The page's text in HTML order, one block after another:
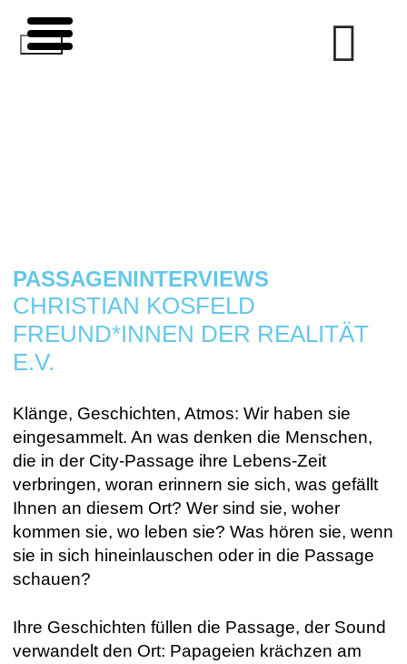
Inhalt
springen
PASSAGENINTERVIEWS
CHRISTIAN KOSFELD
FREUND*INNEN DER REALITÄT
E.V.
Klänge, Geschichten, Atmos: Wir haben sie
eingesammelt. An was denken die Menschen,
die in der City-Passage ihre Lebens-Zeit
verbringen, woran erinnern sie sich, was gefällt
Ihnen an diesem Ort? Wer sind sie, woher
kommen sie, wo leben sie? Was hören sie, wenn
sie in sich hineinlauschen oder in die Passage
schauen?
Ihre Geschichten füllen die Passage, der Sound
verwandelt den Ort: Papageien krächzen am